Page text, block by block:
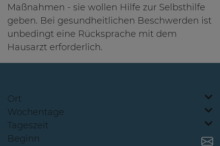
Maßnahmen - sie wollen Hilfe zur Selbsthilfe
geben. Bei gesundheitlichen Beschwerden ist
unbedingt eine Rücksprache mit dem
Hausarzt erforderlich.
Ort
Wochentage
Tageszeit
Beginn